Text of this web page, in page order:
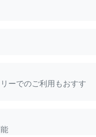
ーでのご利用もおすす